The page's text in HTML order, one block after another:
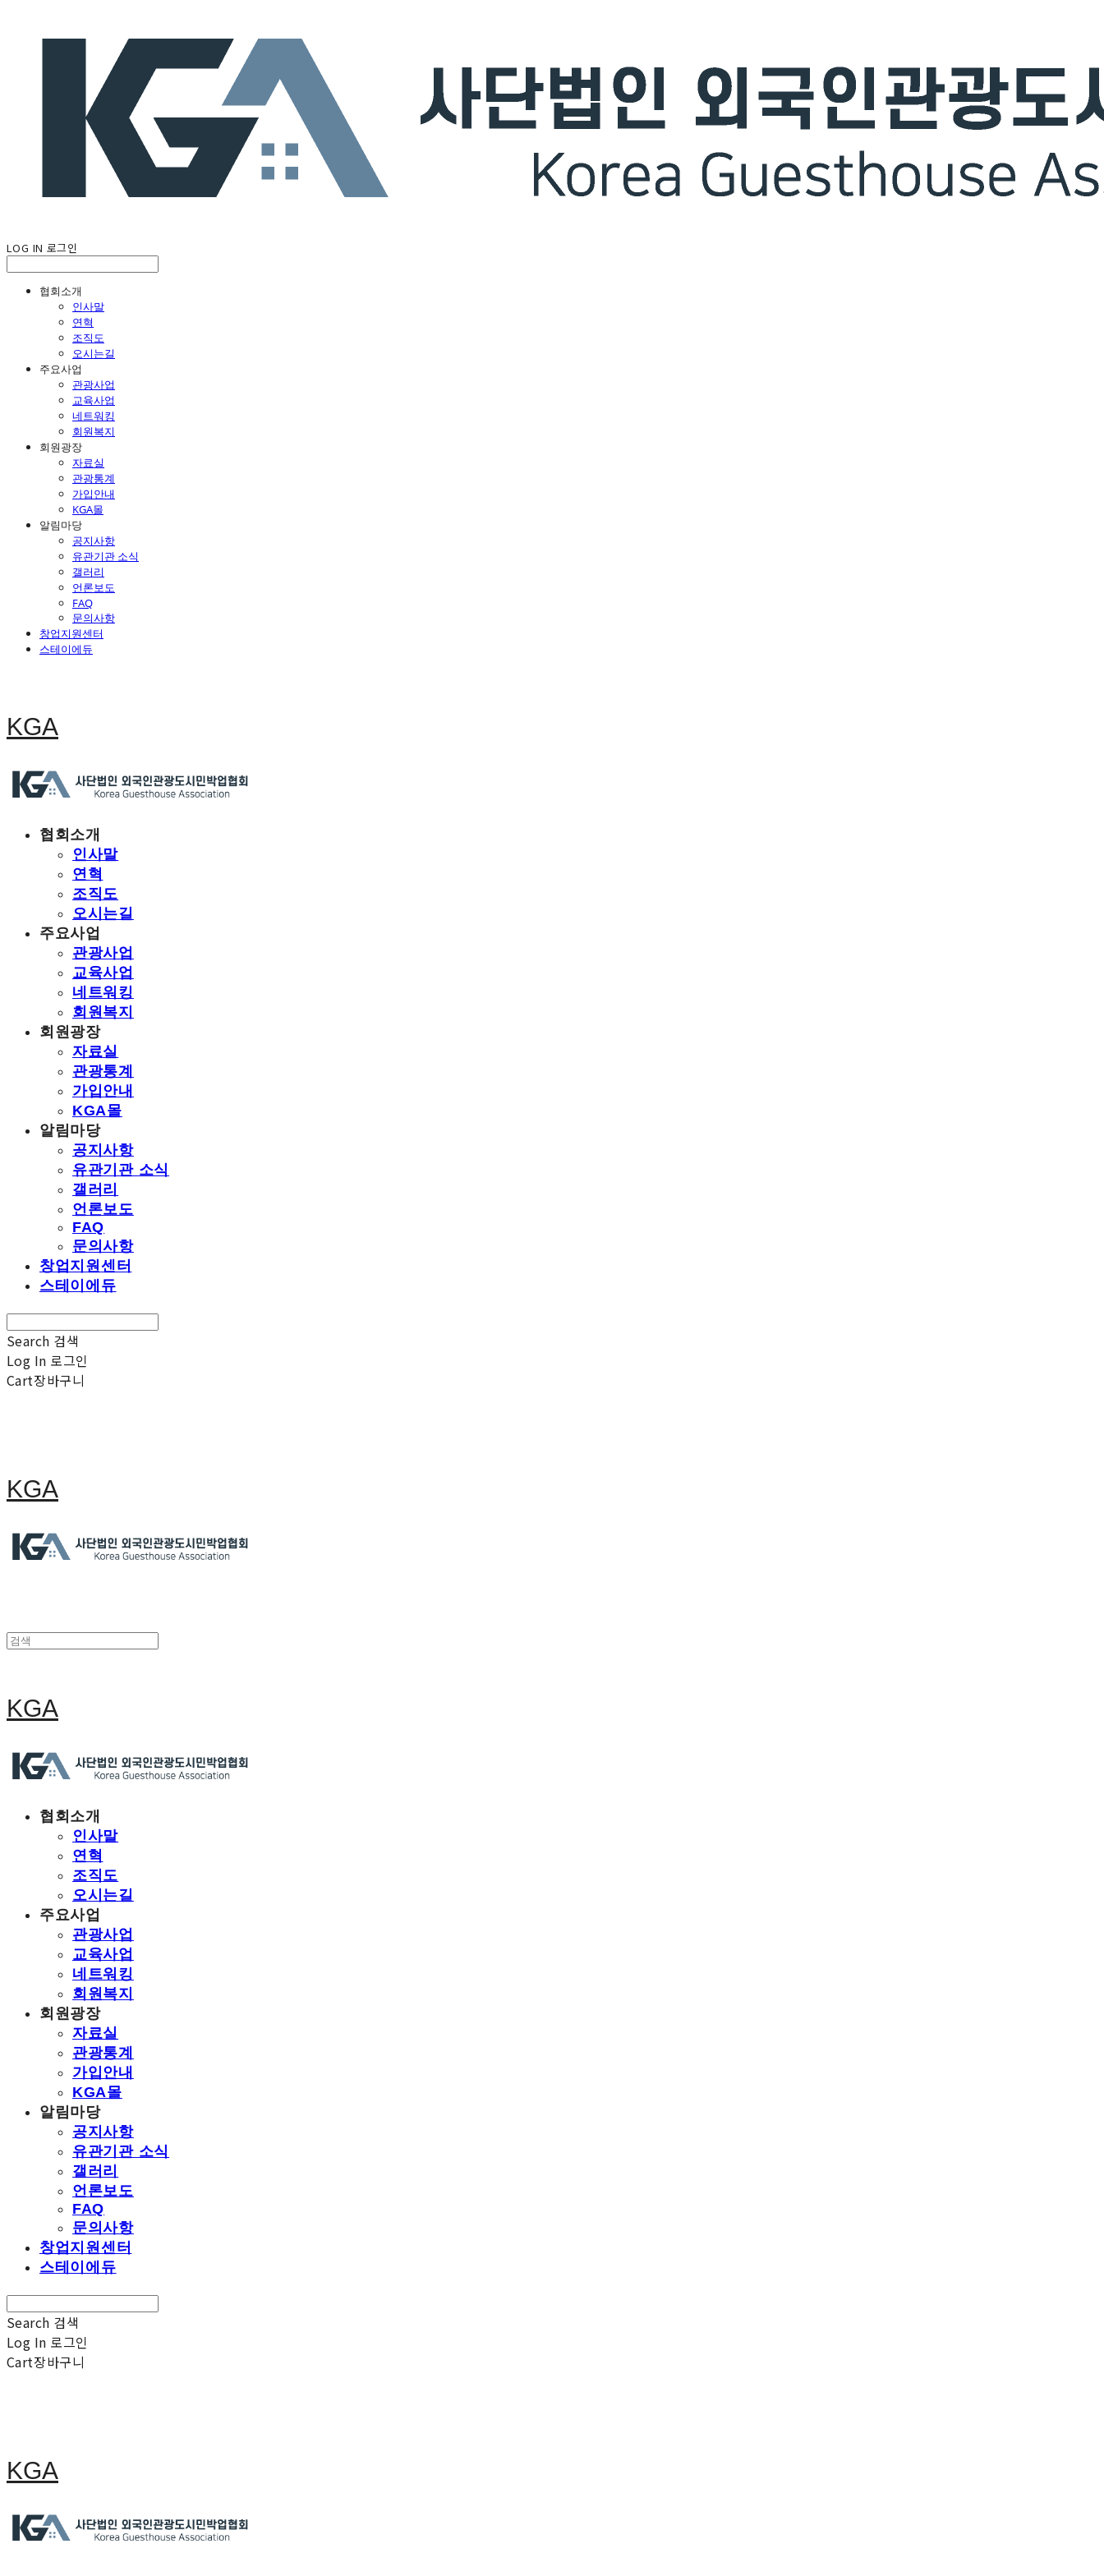
LOG IN 로그인
협회소개
인사말
연혁
조직도
오시는길
주요사업
관광사업
교육사업
네트워킹
회원복지
회원광장
자료실
관광통계
가입안내
KGA몰
알림마당
공지사항
유관기관 소식
갤러리
언론보도
FAQ
문의사항
창업지원센터
스테이에듀
KGA
협회소개
인사말
연혁
조직도
오시는길
주요사업
관광사업
교육사업
네트워킹
회원복지
회원광장
자료실
관광통계
가입안내
KGA몰
알림마당
공지사항
유관기관 소식
갤러리
언론보도
FAQ
문의사항
창업지원센터
스테이에듀
Search 검색
Log In 로그인
Cart장바구니
KGA
KGA
협회소개
인사말
연혁
조직도
오시는길
주요사업
관광사업
교육사업
네트워킹
회원복지
회원광장
자료실
관광통계
가입안내
KGA몰
알림마당
공지사항
유관기관 소식
갤러리
언론보도
FAQ
문의사항
창업지원센터
스테이에듀
Search 검색
Log In 로그인
Cart장바구니
KGA